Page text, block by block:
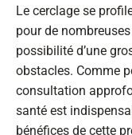
Le cerclage se
pour de
possibilité d’une
obstacles. Comme
consultation
santé est
bénéfices de cette